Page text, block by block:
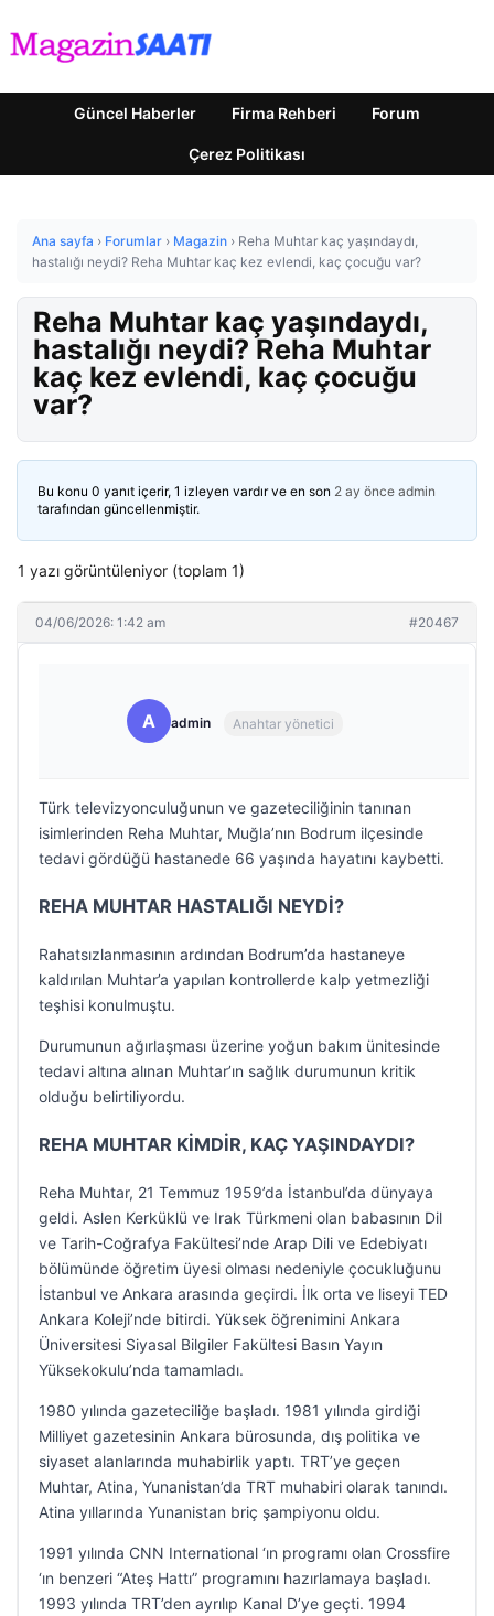
Güncel Haberler Firma Rehberi Forum
Çerez Politikası
Ana sayfa › Forumlar › Magazin › Reha Muhtar kaç yaşındaydı,
hastalığı neydi? Reha Muhtar kaç kez evlendi, kaç çocuğu var?
Reha Muhtar kaç yaşındaydı,
hastalığı neydi? Reha Muhtar
kaç kez evlendi, kaç çocuğu
var?
Bu konu 0 yanıt içerir, 1 izleyen vardır ve en son 2 ay önce admin
tarafından güncellenmiştir.
1 yazı görüntüleniyor (toplam 1)
04/06/2026: 1:42 am #20467
A admin Anahtar yönetici
Türk televizyonculuğunun ve gazeteciliğinin tanınan
isimlerinden Reha Muhtar, Muğla’nın Bodrum ilçesinde
tedavi gördüğü hastanede 66 yaşında hayatını kaybetti.
REHA MUHTAR HASTALIĞI NEYDİ?
Rahatsızlanmasının ardından Bodrum’da hastaneye
kaldırılan Muhtar’a yapılan kontrollerde kalp yetmezliği
teşhisi konulmuştu.
Durumunun ağırlaşması üzerine yoğun bakım ünitesinde
tedavi altına alınan Muhtar’ın sağlık durumunun kritik
olduğu belirtiliyordu.
REHA MUHTAR KİMDİR, KAÇ YAŞINDAYDI?
Reha Muhtar, 21 Temmuz 1959’da İstanbul’da dünyaya
geldi. Aslen Kerküklü ve Irak Türkmeni olan babasının Dil
ve Tarih-Coğrafya Fakültesi’nde Arap Dili ve Edebiyatı
bölümünde öğretim üyesi olması nedeniyle çocukluğunu
İstanbul ve Ankara arasında geçirdi. İlk orta ve liseyi TED
Ankara Koleji’nde bitirdi. Yüksek öğrenimini Ankara
Üniversitesi Siyasal Bilgiler Fakültesi Basın Yayın
Yüksekokulu’nda tamamladı.
1980 yılında gazeteciliğe başladı. 1981 yılında girdiği
Milliyet gazetesinin Ankara bürosunda, dış politika ve
siyaset alanlarında muhabirlik yaptı. TRT’ye geçen
Muhtar, Atina, Yunanistan’da TRT muhabiri olarak tanındı.
Atina yıllarında Yunanistan briç şampiyonu oldu.
1991 yılında CNN International ‘ın programı olan Crossfire
‘ın benzeri “Ateş Hattı” programını hazırlamaya başladı.
1993 yılında TRT’den ayrılıp Kanal D’ye geçti. 1994